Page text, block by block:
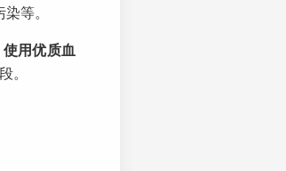
等。
用优质血
。